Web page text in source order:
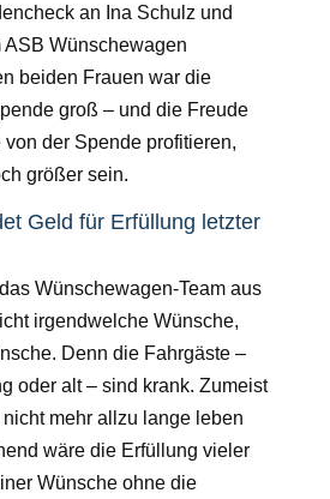
an Ina Schulz und
ASB Wünschewagen
beiden Frauen war die
groß – und die Freude
der Spende profitieren,
größer sein.
Geld für Erfüllung letzter
Wünschewagen-Team aus
irgendwelche Wünsche,
Denn die Fahrgäste –
oder alt – sind krank. Zumeist
mehr allzu lange leben
wäre die Erfüllung vieler
Wünsche ohne die